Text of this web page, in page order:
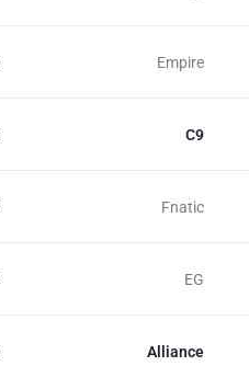
Empire
C9
Fnatic
EG
Alliance